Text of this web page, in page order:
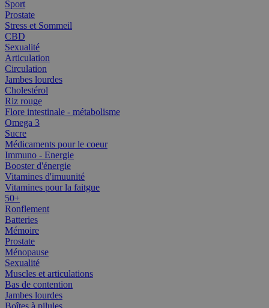
Sport
Prostate
Stress et Sommeil
CBD
Sexualité
Articulation
Circulation
Jambes lourdes
Cholestérol
Riz rouge
Flore intestinale - métabolisme
Omega 3
Sucre
Médicaments pour le coeur
Immuno - Energie
Booster d'énergie
Vitamines d'imuunité
Vitamines pour la faitgue
50+
Ronflement
Batteries
Mémoire
Prostate
Ménopause
Sexualité
Muscles et articulations
Bas de contention
Jambes lourdes